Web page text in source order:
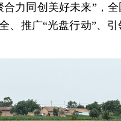
同创美好未来”，全
、推广“光盘行动”、